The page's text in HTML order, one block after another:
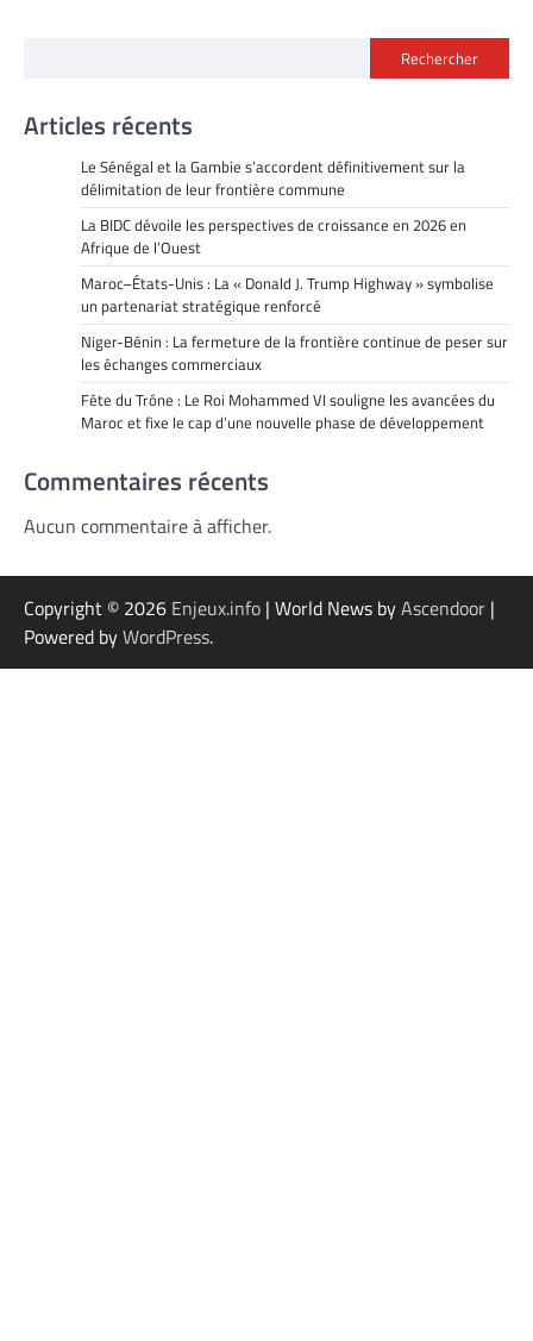
Rechercher
Articles récents
Le Sénégal et la Gambie s’accordent définitivement sur la
délimitation de leur frontière commune
La BIDC dévoile les perspectives de croissance en 2026 en
Afrique de l’Ouest
Maroc–États-Unis : La « Donald J. Trump Highway » symbolise
un partenariat stratégique renforcé
Niger-Bénin : La fermeture de la frontière continue de peser sur
les échanges commerciaux
Fête du Trône : Le Roi Mohammed VI souligne les avancées du
Maroc et fixe le cap d’une nouvelle phase de développement
Commentaires récents
Aucun commentaire à afficher.
Copyright © 2026 Enjeux.info | World News byAscendoor |
Powered byWordPress.